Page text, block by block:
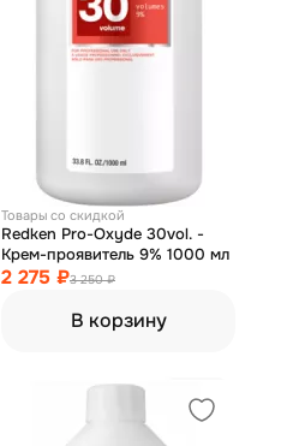
Товары со скидкой
Redken Pro-Oxyde 30vol. -
Крем-проявитель 9% 1000 мл
2 275 ₽3 250 ₽
В корзину